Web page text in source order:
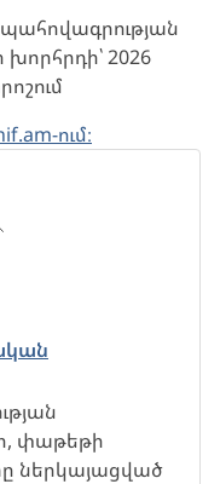
2026
ում։
փաթեթի
ներկայացված